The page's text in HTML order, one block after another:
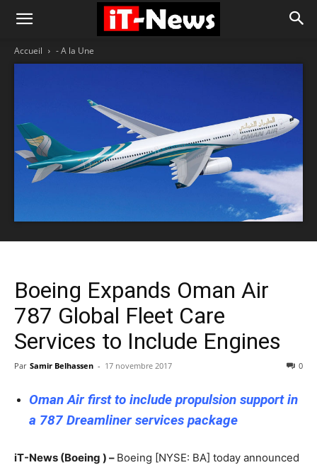
Accueil - A la Une
Boeing Expands Oman Air
787 Global Fleet Care
Services to Include Engines
Par Samir Belhassen - 17 novembre 2017 0
Oman Air first to include propulsion support in
a 787 Dreamliner services package
iT-News (Boeing ) – Boeing [NYSE: BA] today announced